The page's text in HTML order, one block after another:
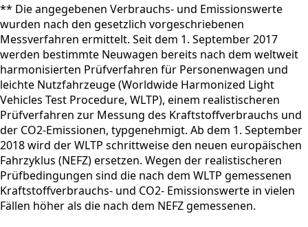
** Die angegebenen Verbrauchs- und Emissionswerte
wurden nach den gesetzlich vorgeschriebenen
Messverfahren ermittelt. Seit dem 1. September 2017
werden bestimmte Neuwagen bereits nach dem weltweit
harmonisierten Prüfverfahren für Personenwagen und
leichte Nutzfahrzeuge (Worldwide Harmonized Light
Vehicles Test Procedure, WLTP), einem realistischeren
Prüfverfahren zur Messung des Kraftstoffverbrauchs und
der CO2-Emissionen, typgenehmigt. Ab dem 1. September
2018 wird der WLTP schrittweise den neuen europäischen
Fahrzyklus (NEFZ) ersetzen. Wegen der realistischeren
Prüfbedingungen sind die nach dem WLTP gemessenen
Kraftstoffverbrauchs- und CO2- Emissionswerte in vielen
Fällen höher als die nach dem NEFZ gemessenen.